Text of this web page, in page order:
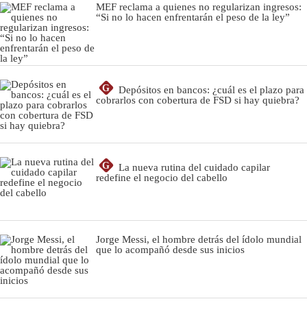
MEF reclama a quienes no regularizan ingresos:
“Si no lo hacen enfrentarán el peso de la ley”
G
Depósitos en bancos: ¿cuál es el plazo para
cobrarlos con cobertura de FSD si hay quiebra?
G
La nueva rutina del cuidado capilar
redefine el negocio del cabello
Jorge Messi, el hombre detrás del ídolo mundial
que lo acompañó desde sus inicios